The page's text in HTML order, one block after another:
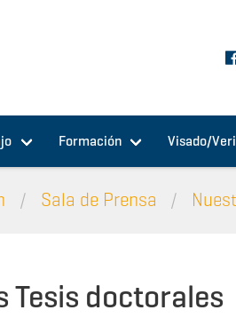
Formación Visado/
Sala de Prensa
Tesis doctorales